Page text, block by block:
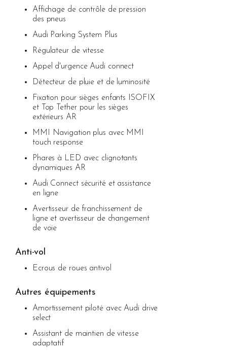
Affichage de contrôle de pression
des pneus
Audi Parking System Plus
Régulateur de vitesse
Appel d'urgence Audi connect
Détecteur de pluie et de luminosité
Fixation pour sièges enfants ISOFIX
et Top Tether pour les sièges
extérieurs AR
MMI Navigation plus avec MMI
touch response
Phares à LED avec clignotants
dynamiques AR
Audi Connect sécurité et assistance
en ligne
Avertisseur de franchissement de
ligne et avertisseur de changement
de voie
Anti-vol
Ecrous de roues antivol
Autres équipements
Amortissement piloté avec Audi drive
select
Assistant de maintien de vitesse
adaptatif